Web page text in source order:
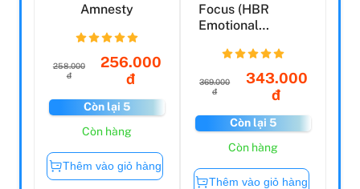
Amnesty
258.000
đ
256.000
đ
Còn lại 5
Còn hàng
Thêm vào giỏ hàng
Focus (HBR
Emotional
Series)
369.000
đ
343.000
đ
Còn lại 5
Còn hàng
Thêm vào giỏ hàng